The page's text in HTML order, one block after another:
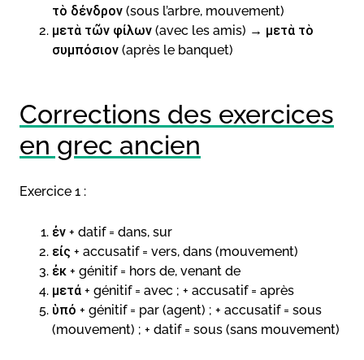
τὸ δένδρον (sous l’arbre, mouvement)
μετὰ τῶν φίλων (avec les amis) → μετὰ τὸ
συμπόσιον (après le banquet)
Corrections des exercices
en grec ancien
Exercice 1 :
ἐν + datif = dans, sur
εἰς + accusatif = vers, dans (mouvement)
ἐκ + génitif = hors de, venant de
μετά + génitif = avec ; + accusatif = après
ὑπό + génitif = par (agent) ; + accusatif = sous
(mouvement) ; + datif = sous (sans mouvement)